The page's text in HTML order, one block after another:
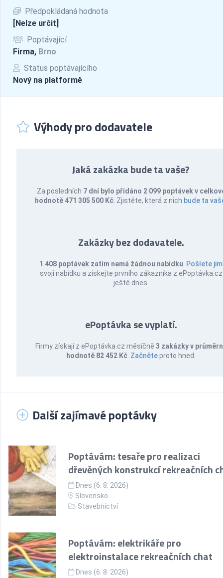
Předpokládaná hodnota
[Nelze určit]
Poptávající
Firma, Brno
Status poptávajícího
Nový na platformě
Výhody pro dodavatele
Jaká zakázka bude ta vaše?
Za posledních 7 dní bylo přidáno 2 099 poptávek v
hodnotě 471 305 500 Kč . Zjistěte, která z nich bude ta
Zakázky bez dodavatele.
1 408 poptávek zatím nemá žádnou nabídku Pošlete jim
svoji nabídku a získejte prvního zákazníka z ePoptávka.cz
ještě dnes.
ePoptávka se vyplatí.
Firmy získají z ePoptávka.cz měsíčně 3 zakázky v
hodnotě 82 452 Kč Začněteproto hned.
Další zajímavé poptávky
Poptávám: tesaře pro realizaci
dřevěných konstrukcí rekreačních
Dnes (6. 8. 2026)
Slovensko
Stavebnictví
Poptávám: elektrikáře pro
elektroinstalace rekreačních chat
Dnes (6. 8. 2026)